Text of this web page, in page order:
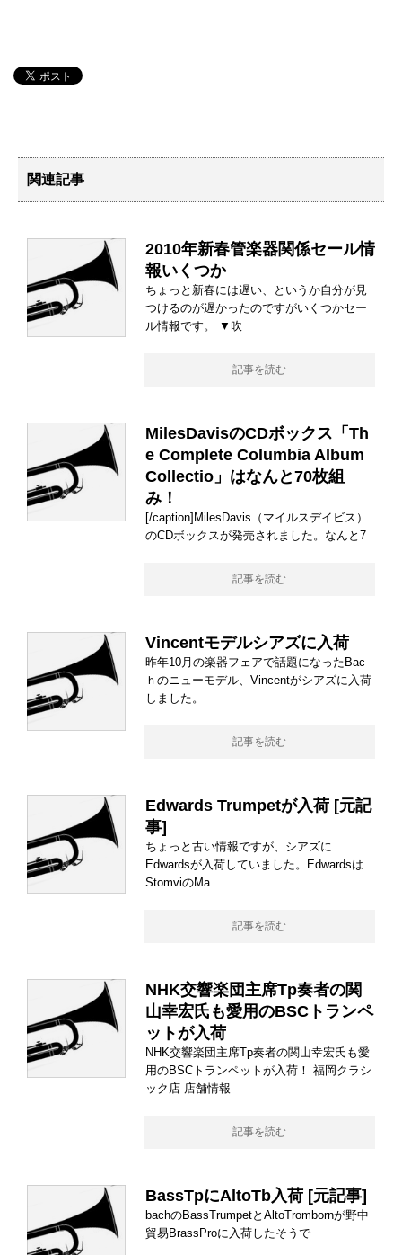
関連記事
2010年新春管楽器関係セール情
報いくつか
ちょっと新春には遅い、というか自分が見
つけるのが遅かったのですがいくつかセー
ル情報です。 ▼吹
記事を読む
MilesDavisのCDボックス「Th
e Complete Columbia Album
Collectio」はなんと70枚組
み！
[/caption]MilesDavis（マイルスデイビス）
のCDボックスが発売されました。なんと7
記事を読む
Vincentモデルシアズに入荷
昨年10月の楽器フェアで話題になったBac
ｈのニューモデル、Vincentがシアズに入荷
しました。
記事を読む
Edwards Trumpetが入荷 [元記
事]
ちょっと古い情報ですが、シアズに
Edwardsが入荷していました。Edwardsは
StomviのMa
記事を読む
NHK交響楽団主席Tp奏者の関
山幸宏氏も愛用のBSCトランペ
ットが入荷
NHK交響楽団主席Tp奏者の関山幸宏氏も愛
用のBSCトランペットが入荷！ 福岡クラシ
ック店 店舗情報
記事を読む
BassTpにAltoTb入荷 [元記事]
bachのBassTrumpetとAltoTrombornが野中
貿易BrassProに入荷したそうで